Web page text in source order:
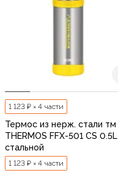
1 123 ₽ × 4 части
Термос из нерж. стали тм
THERMOS FFX-501 CS 0.5L
стальной
1 123 ₽ × 4 части